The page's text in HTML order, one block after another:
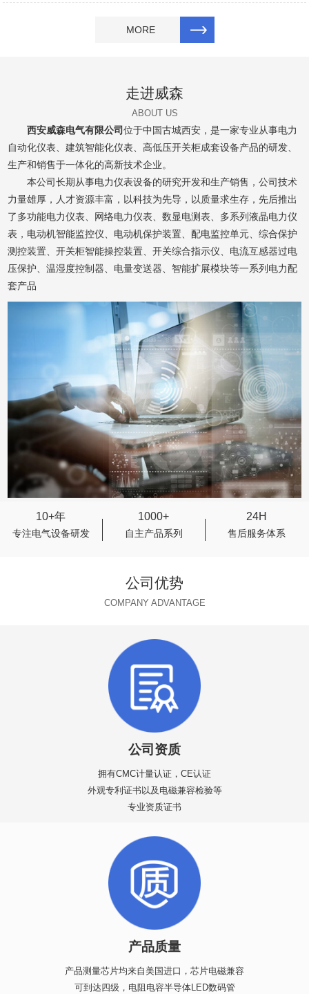
MORE
走进威森
ABOUT US
西安威森电气有限公司位于中国古城西安，是一家专业从事电力
自动化仪表、建筑智能化仪表、高低压开关柜成套设备产品的研发、
生产和销售于一体化的高新技术企业。
本公司长期从事电力仪表设备的研究开发和生产销售，公司技术
力量雄厚，人才资源丰富，以科技为先导，以质量求生存，先后推出
了多功能电力仪表、网络电力仪表、数显电测表、多系列液晶电力仪
表，电动机智能监控仪、电动机保护装置、配电监控单元、综合保护
测控装置、开关柜智能操控装置、开关综合指示仪、电流互感器过电
压保护、温湿度控制器、电量变送器、智能扩展模块等一系列电力配
套产品
10+年
专注电气设备研发
1000+
自主产品系列
24H
售后服务体系
公司优势
COMPANY ADVANTAGE
公司资质
拥有CMC计量认证，CE认证
外观专利证书以及电磁兼容检验等
专业资质证书
产品质量
产品测量芯片均来自美国进口，芯片电磁兼容
可到达四级，电阻电容半导体LED数码管